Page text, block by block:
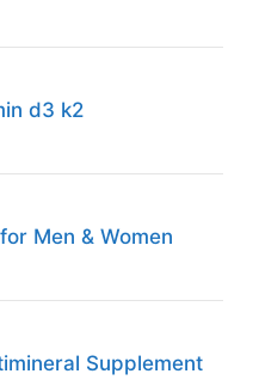
d3 k2
Men & Women
Supplement